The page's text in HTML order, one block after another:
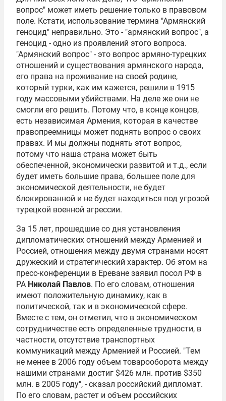
вопрос" может иметь решение только в правовом
поле. Кстати, использование термина "Армянский
геноцид" неправильно. Это - "армянский вопрос", а
геноцид - одно из проявлений этого вопроса.
"Армянский вопрос" - это вопрос армяно-турецких
отношений и существования армянского народа,
его права на проживание на своей родине,
который турки, как им кажется, решили в 1915
году массовыми убийствами. На деле же они не
смогли его решить. Потому что, в конце концов,
есть независимая Армения, которая в качестве
правопреемницы может поднять вопрос о своих
правах. И мы должны поднять этот вопрос,
потому что наша страна может быть
обеспеченной, экономически развитой и т.д., если
будет иметь большие права, большее поле для
экономической деятельности, не будет
блокированной и не будет находиться под угрозой
турецкой военной агрессии.
За 15 лет, прошедшие со дня установления
дипломатических отношений между Арменией и
Россией, отношения между двумя странами носят
дружеский и стратегический характер. Об этом на
пресс-конференции в Ереване заявил посол РФ в
РА Николай Павлов. По его словам, отношения
имеют положительную динамику, как в
политической, так и в экономической сфере.
Вместе с тем, он отметил, что в экономическом
сотрудничестве есть определенные трудности, в
частности, отсутствие транспортных
коммуникаций между Арменией и Россией. "Тем
не менее в 2006 году объем товарооборота между
нашими странами достиг $426 млн. против $350
млн. в 2005 году", - сказал российский дипломат.
По его словам, растет и объем российских